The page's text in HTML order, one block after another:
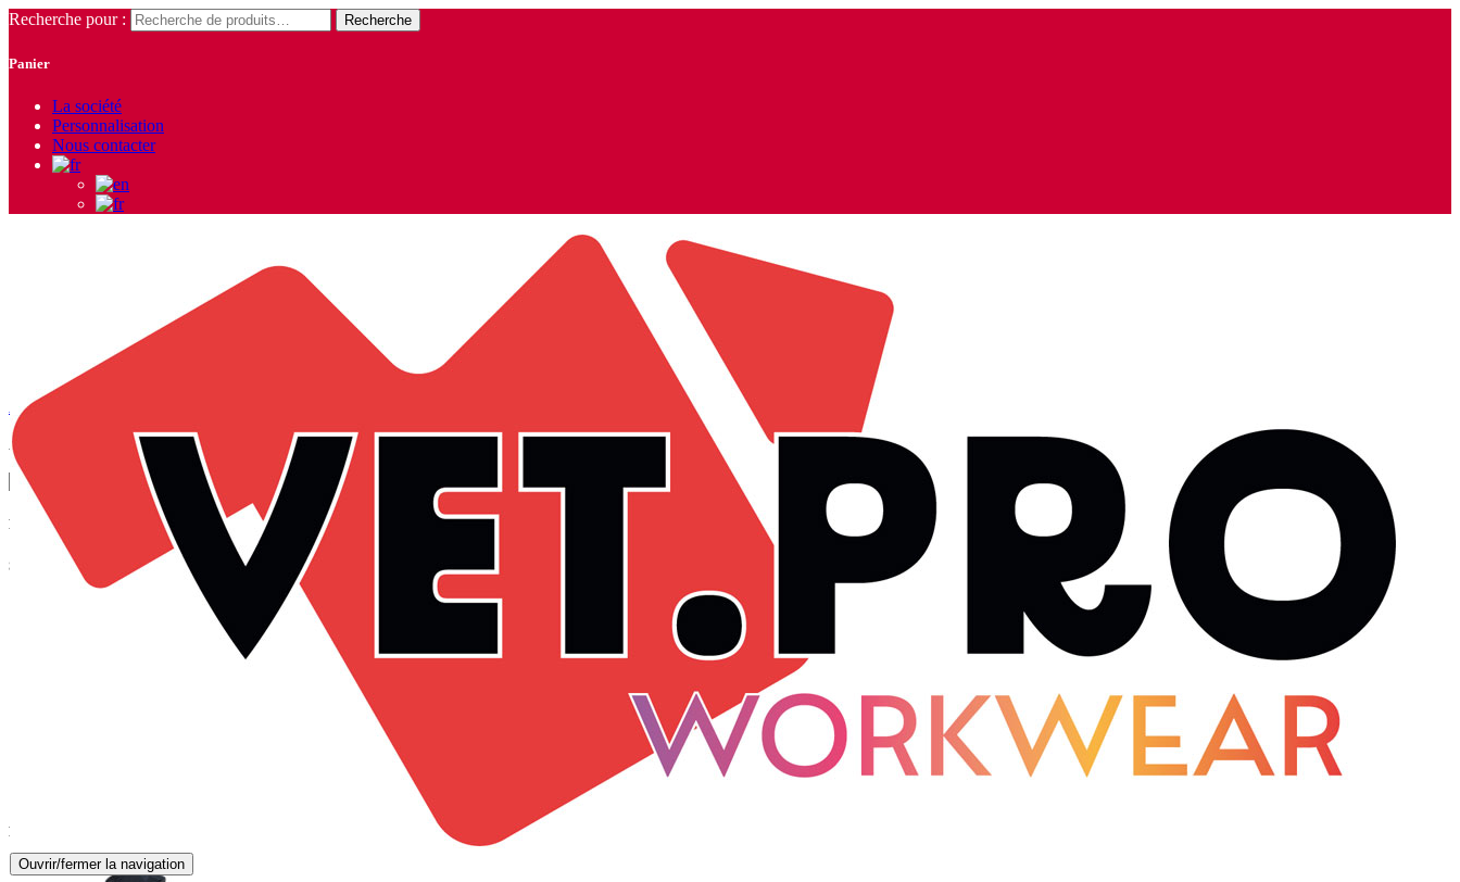
Recherche pour : Recherche
Panier
La société
Personnalisation
Nous contacter
Ouvrir/fermer la navigation
sweat-shirt
Accueil
Affichage de 46–54 sur 55 résultats
Panier
Suivez-nous sur Facebook
Produits les mieux notés